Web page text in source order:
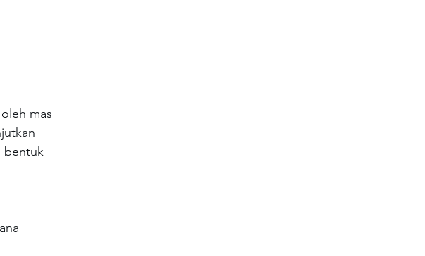
mas
bentuk